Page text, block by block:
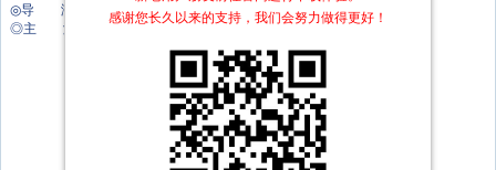
◎导 演 保罗·托马斯·安德森
◎主 演 莱昂纳多·迪卡普里奥
本尼西奥·德尔·托罗
蔡斯·英菲尼迪
阿拉娜·哈伊姆
感谢您长久以来的支持，我们会努力做得更好！